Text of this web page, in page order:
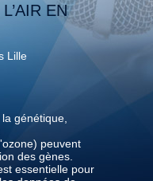
EN
Lille
génétique,
peuvent
des gènes.
essentielle pour